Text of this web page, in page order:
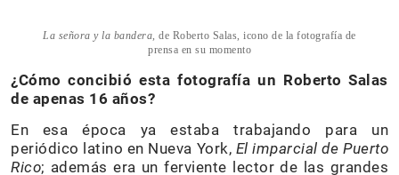
La señora y la bandera, de Roberto Salas, icono de la fotografía de
prensa en su momento
¿Cómo concibió esta fotografía un Roberto Salas
de apenas 16 años?
En esa época ya estaba trabajando para un
periódico latino en Nueva York, El imparcial de Puerto
Rico; además era un ferviente lector de las grandes